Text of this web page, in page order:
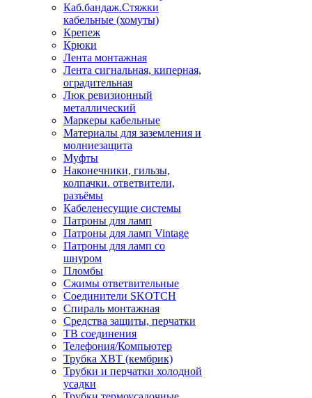
Каб.бандаж.Стяжки
кабельные (хомуты)
Крепеж
Крюки
Лента монтажная
Лента сигнальная, киперная,
оградительная
Люк ревизионный
металлический
Маркеры кабельные
Материалы для заземления и
молниезащита
Муфты
Наконечники, гильзы,
колпачки. ответвители,
разъёмы
Кабеленесущие системы
Патроны для ламп
Патроны для ламп Vintage
Патроны для ламп со
шнуром
Пломбы
Сжимы ответвительные
Соединители SKOTCH
Спираль монтажная
Средства защиты, перчатки
ТВ соединения
Телефония/Компьютер
Трубка ХВТ (кембрик)
Трубки и перчатки холодной
усадки